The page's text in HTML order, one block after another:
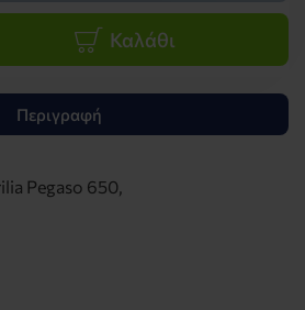
Καλάθι
Περιγραφή
Pegaso 650,